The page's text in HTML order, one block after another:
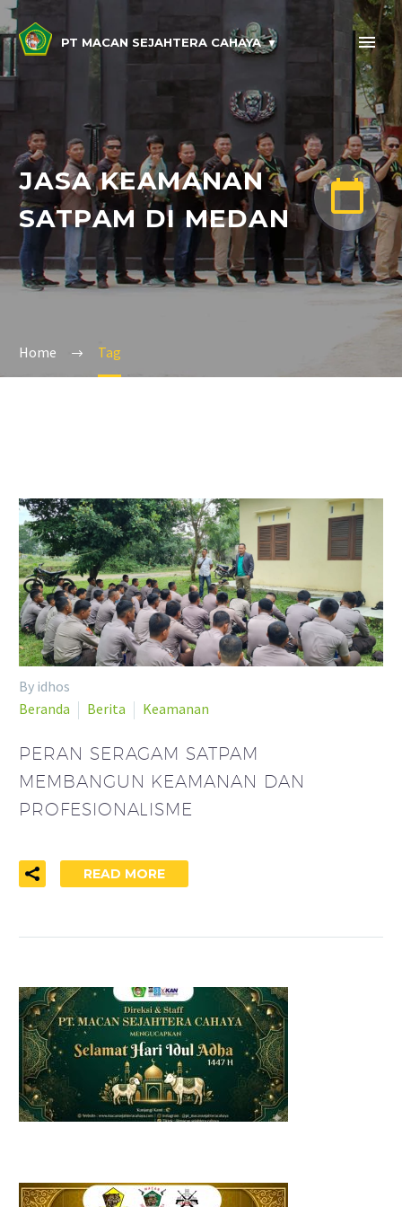
PT MACAN SEJAHTERA CAHAYA


JASA KEAMANAN
SATPAM DI MEDAN
Home Tag
By idhos
Beranda
Berita Keamanan
PERAN SERAGAM SATPAM
MEMBANGUN KEAMANAN DAN
PROFESIONALISME
READ MORE